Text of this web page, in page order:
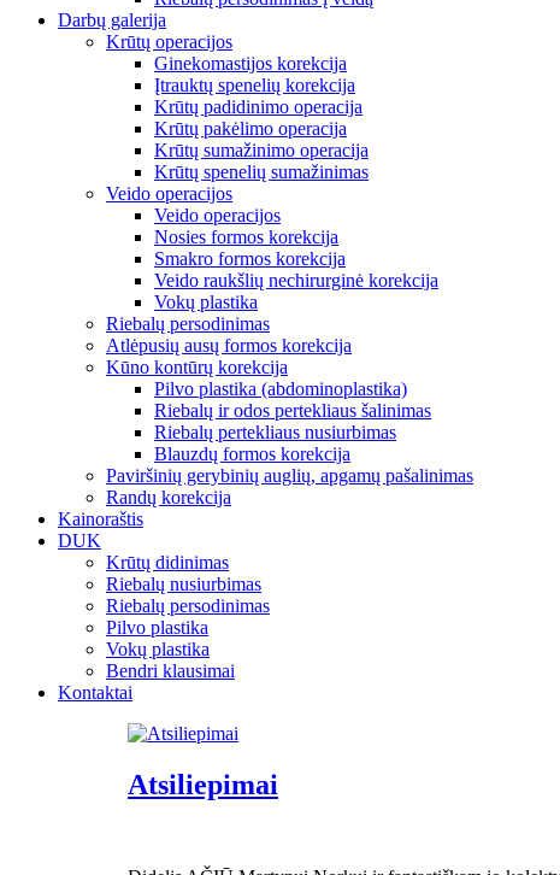
Darbų galerija
Krūtų operacijos
Ginekomastijos korekcija
Įtrauktų spenelių korekcija
Krūtų padidinimo operacija
Krūtų pakėlimo operacija
Krūtų sumažinimo operacija
Krūtų spenelių sumažinimas
Veido operacijos
Veido operacijos
Nosies formos korekcija
Smakro formos korekcija
Veido raukšlių nechirurginė korekcija
Vokų plastika
Riebalų persodinimas
Atlėpusių ausų formos korekcija
Kūno kontūrų korekcija
Pilvo plastika (abdominoplastika)
Riebalų ir odos pertekliaus šalinimas
Riebalų pertekliaus nusiurbimas
Blauzdų formos korekcija
Paviršinių gerybinių auglių, apgamų pašalinimas
Randų korekcija
Kainoraštis
DUK
Krūtų didinimas
Riebalų nusiurbimas
Riebalų persodinimas
Pilvo plastika
Vokų plastika
Bendri klausimai
Kontaktai
Atsiliepimai